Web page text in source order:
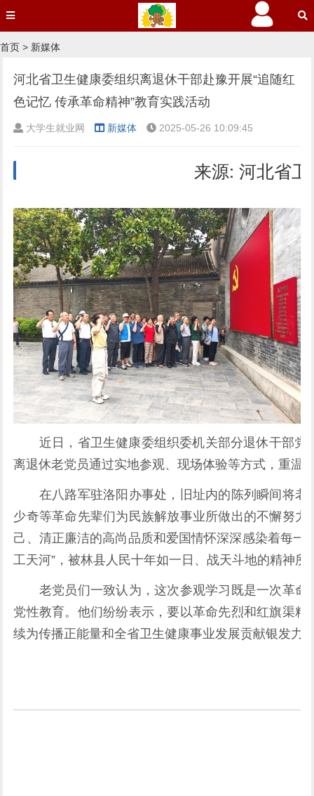
首页 > 新媒体
河北省卫生健康委组织离退休干部赴豫开展“追随红
色记忆 传承革命精神”教育实践活动
大学生就业网 新媒体 2025-05-26 10:09:45
来源: 河北省
近日，省卫生健康委组织委机关部分退休干部党
离退休老党员通过实地参观、现场体验等方式，重温
在八路军驻洛阳办事处，旧址内的陈列瞬间将老
少奇等革命先辈们为民族解放事业所做出的不懈努
己、清正廉洁的高尚品质和爱国情怀深深感染着每
工天河”，被林县人民十年如一日、战天斗地的精神
老党员们一致认为，这次参观学习既是一次革命
党性教育。他们纷纷表示，要以革命先烈和红旗渠
续为传播正能量和全省卫生健康事业发展贡献银发力